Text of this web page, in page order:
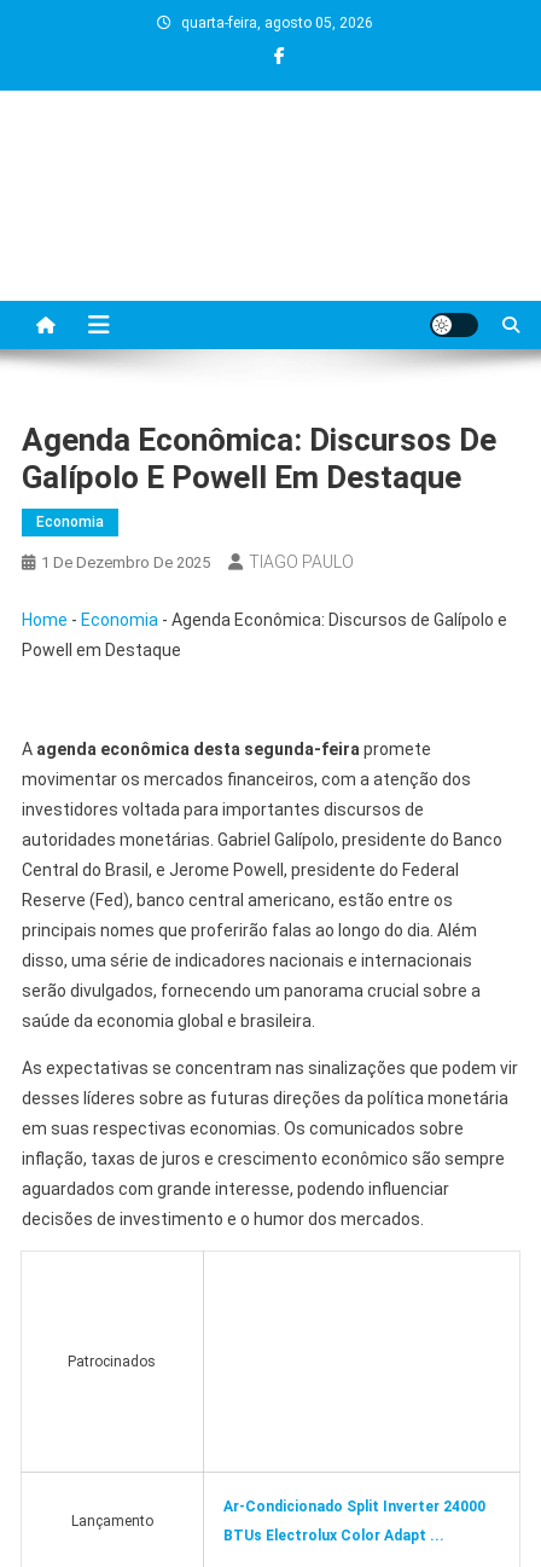
quarta-feira, agosto 05, 2026
Agenda Econômica: Discursos De
Galípolo E Powell Em Destaque
Economia
1 De Dezembro De 2025 TIAGO PAULO
Home - Economia - Agenda Econômica: Discursos de Galípolo e
Powell em Destaque
A agenda econômica desta segunda-feira promete
movimentar os mercados financeiros, com a atenção dos
investidores voltada para importantes discursos de
autoridades monetárias. Gabriel Galípolo, presidente do Banco
Central do Brasil, e Jerome Powell, presidente do Federal
Reserve (Fed), banco central americano, estão entre os
principais nomes que proferirão falas ao longo do dia. Além
disso, uma série de indicadores nacionais e internacionais
serão divulgados, fornecendo um panorama crucial sobre a
saúde da economia global e brasileira.
As expectativas se concentram nas sinalizações que podem vir
desses líderes sobre as futuras direções da política monetária
em suas respectivas economias. Os comunicados sobre
inflação, taxas de juros e crescimento econômico são sempre
aguardados com grande interesse, podendo influenciar
decisões de investimento e o humor dos mercados.
Patrocinados
Lançamento
Ar-Condicionado Split Inverter 24000
BTUs Electrolux Color Adapt ...